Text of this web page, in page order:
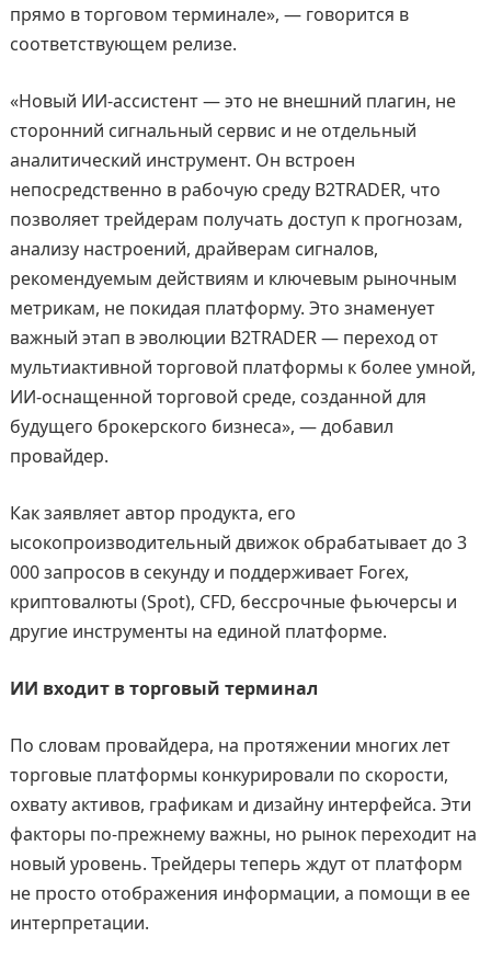
прямо в торговом терминале», — говорится в
соответствующем релизе.
«Новый ИИ-ассистент — это не внешний плагин, не
сторонний сигнальный сервис и не отдельный
аналитический инструмент. Он встроен
непосредственно в рабочую среду B2TRADER, что
позволяет трейдерам получать доступ к прогнозам,
анализу настроений, драйверам сигналов,
рекомендуемым действиям и ключевым рыночным
метрикам, не покидая платформу. Это знаменует
важный этап в эволюции B2TRADER — переход от
мультиактивной торговой платформы к более умной,
ИИ-оснащенной торговой среде, созданной для
будущего брокерского бизнеса», — добавил
провайдер.
Как заявляет автор продукта, его
ысокопроизводительный движок обрабатывает до 3
000 запросов в секунду и поддерживает Forex,
криптовалюты (Spot), CFD, бессрочные фьючерсы и
другие инструменты на единой платформе.
ИИ входит в торговый терминал
По словам провайдера, на протяжении многих лет
торговые платформы конкурировали по скорости,
охвату активов, графикам и дизайну интерфейса. Эти
факторы по-прежнему важны, но рынок переходит на
новый уровень. Трейдеры теперь ждут от платформ
не просто отображения информации, а помощи в ее
интерпретации.